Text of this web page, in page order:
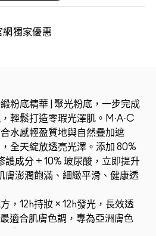
網獨家優惠
粉底精華 | 聚光粉底，一步完成
輕鬆打造零瑕光澤肌。M·A·C
水感輕盈質地與自然疊加遮
全天綻放透亮光澤。添加 80%
護成分 + 10% 玻尿酸，立即提升
膚澎潤飽滿、細緻平滑、健康透
，12h持妝 × 12h發光，長效透
適合肌膚色調，專為亞洲膚色